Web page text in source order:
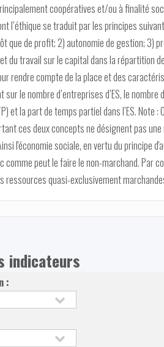
coopératives et/ou à finalité
l’éthique se traduit par les principes
que de profit; 2) autonomie de gestion; 3)
du travail sur le capital dans la répartition
rendre compte de la place et des
le nombre d’entreprises d’ES, le nombre
et la part de temps partiel dans l’ES. Note
ces deux concepts ne désignent pas
l'économie sociale, en vertu du principe
comme peut le faire le non-marchand. Par
ressources quasi-exclusivement
indicateurs
: